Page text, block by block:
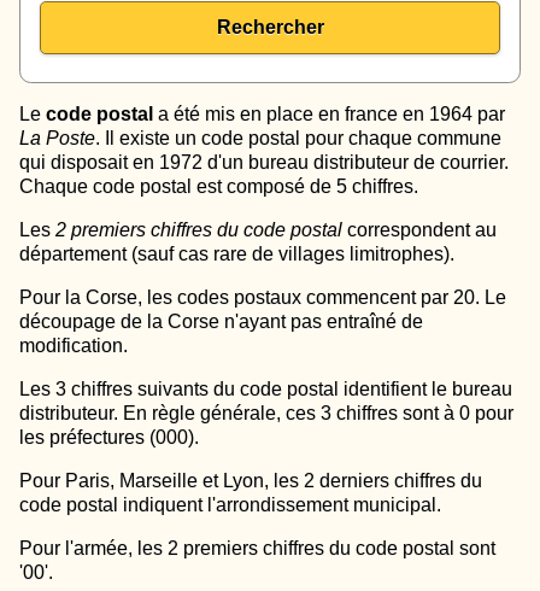
Rechercher
Le code postal a été mis en place en france en 1964 par
La Poste. Il existe un code postal pour chaque commune
qui disposait en 1972 d'un bureau distributeur de courrier.
Chaque code postal est composé de 5 chiffres.
Les 2 premiers chiffres du code postal correspondent au
département (sauf cas rare de villages limitrophes).
Pour la Corse, les codes postaux commencent par 20. Le
découpage de la Corse n'ayant pas entraîné de
modification.
Les 3 chiffres suivants du code postal identifient le bureau
distributeur. En règle générale, ces 3 chiffres sont à 0 pour
les préfectures (000).
Pour Paris, Marseille et Lyon, les 2 derniers chiffres du
code postal indiquent l'arrondissement municipal.
Pour l'armée, les 2 premiers chiffres du code postal sont
'00'.